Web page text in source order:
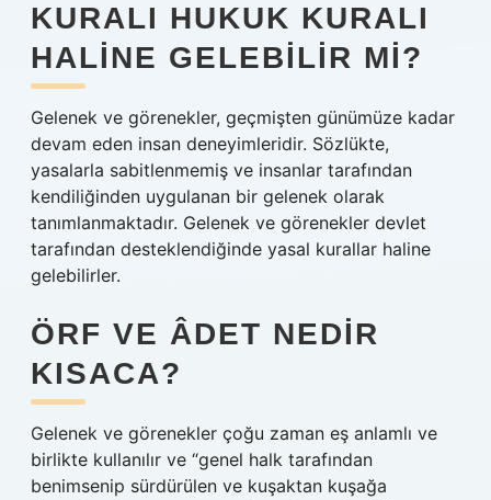
KURALI HUKUK KURALI
HALINE GELEBILIR MI?
Gelenek ve görenekler, geçmişten günümüze kadar
devam eden insan deneyimleridir. Sözlükte,
yasalarla sabitlenmemiş ve insanlar tarafından
kendiliğinden uygulanan bir gelenek olarak
tanımlanmaktadır. Gelenek ve görenekler devlet
tarafından desteklendiğinde yasal kurallar haline
gelebilirler.
ÖRF VE ÂDET NEDIR
KISACA?
Gelenek ve görenekler çoğu zaman eş anlamlı ve
birlikte kullanılır ve “genel halk tarafından
benimsenip sürdürülen ve kuşaktan kuşağa